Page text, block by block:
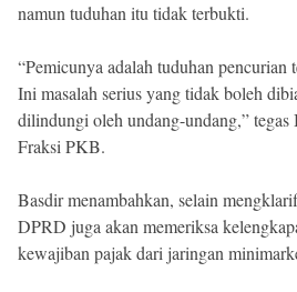
namun tuduhan itu tidak terbukti.
“Pemicunya adalah tuduhan pencurian
Ini masalah serius yang tidak boleh
dilindungi oleh undang-undang,” tegas
Fraksi PKB.
Basdir menambahkan, selain
DPRD juga akan memeriksa
kewajiban pajak dari jaringan